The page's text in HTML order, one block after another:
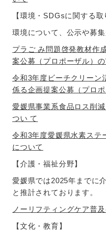
【環境・SDGsに関する取
環境について、公示や募集
プラご み問題啓発教材作
案公募（プロポーザル）
令和3年度ビーチクリーン
係る企画提案公募（プロ
愛媛県事業系食品ロス削
つい て
令和3年度愛媛県水素ステ
について
【介護・福祉分野】
愛媛県では2025年までに
と推計されております。
ノーリフティングケア普
【文化・教育】